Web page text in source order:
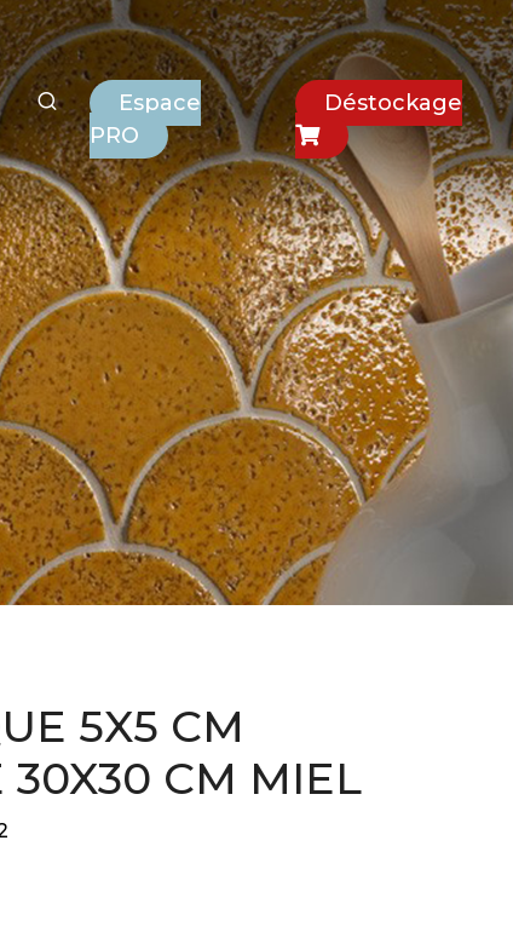
Espace
PRO
Déstockage
5X5 CM
30X30 CM MIEL